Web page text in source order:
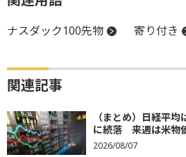
ナスダック100先物 寄り付き
関連記事
（まとめ）日経平
に続落 来週は米物
2026/08/07